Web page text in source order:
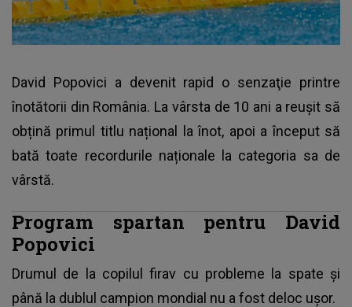
David Popovici a devenit rapid o senzaţie printre
înotătorii din România. La vârsta de 10 ani a reușit să
obțină primul titlu național la înot, apoi a început să
bată toate recordurile naționale la categoria sa de
vârstă.
Program spartan pentru David
Popovici
Drumul de la copilul firav cu probleme la spate şi
până la dublul campion mondial nu a fost deloc uşor.